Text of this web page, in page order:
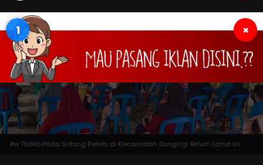
1 ×
Aw Thalib Pada Sidang Reses di Kecamatan Dungingi Belum Lama ini.